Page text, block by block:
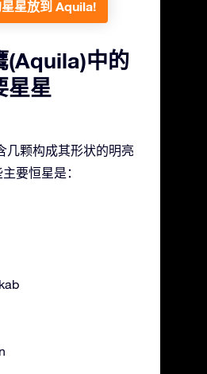
星放到 Aquila!
(Aquila)中的
星星
几颗构成其形状的明亮
要恒星是：